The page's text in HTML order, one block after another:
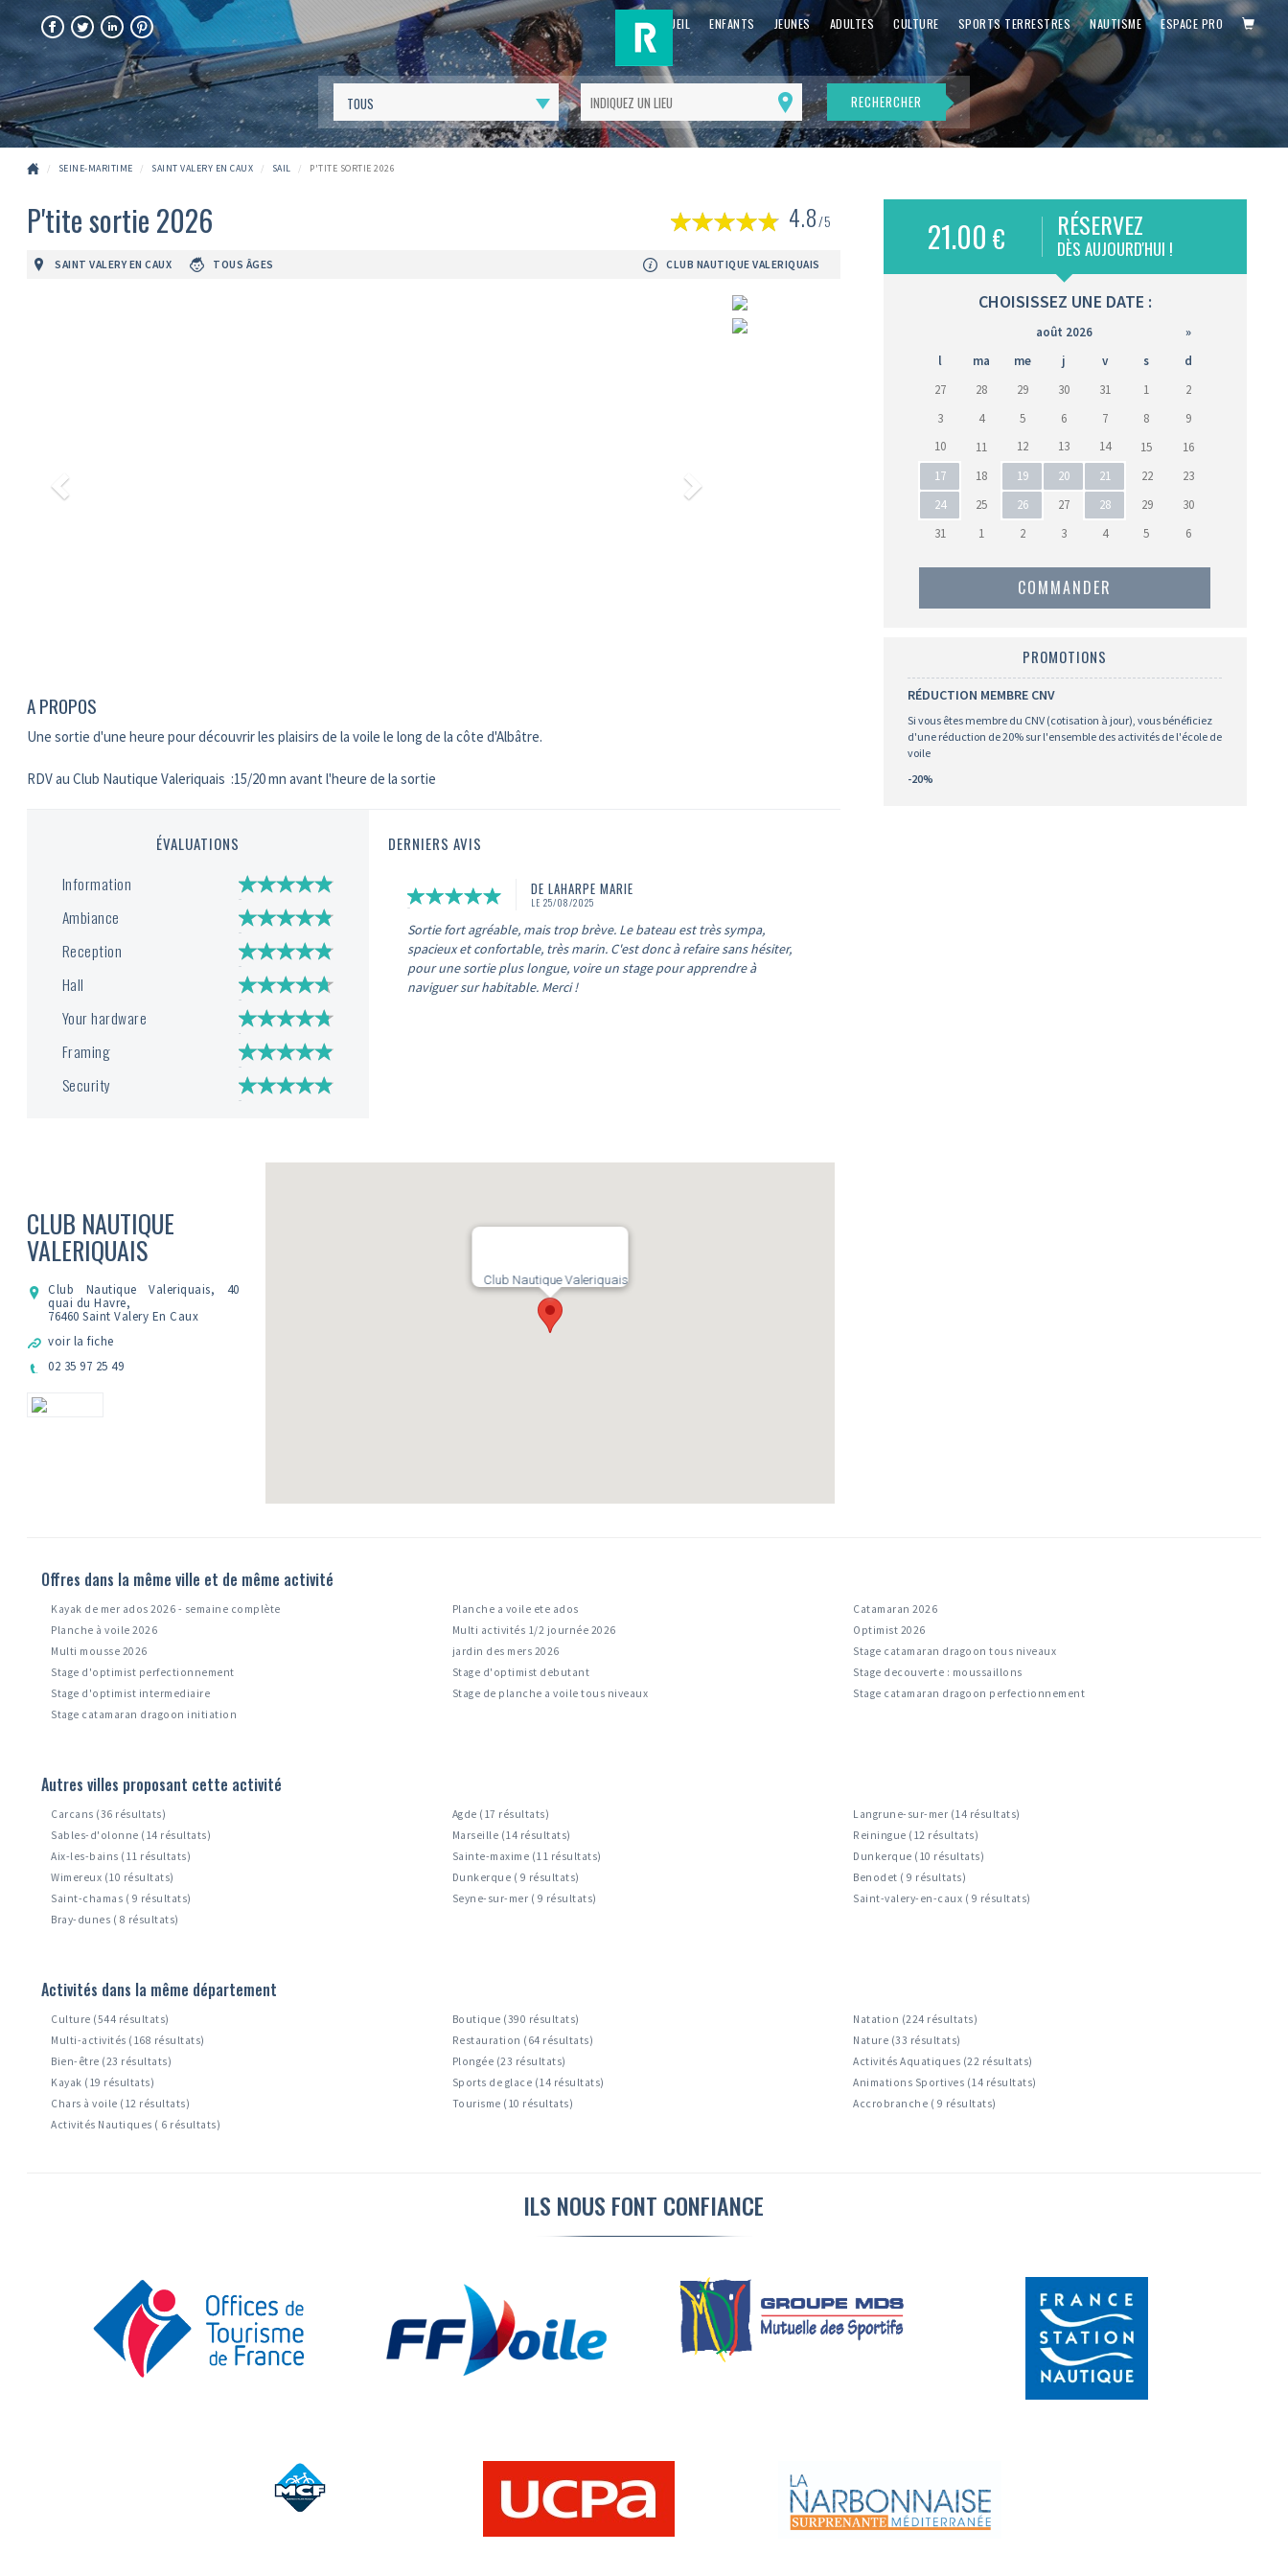
FACEBOOKTWITTERLINKEDINPINTEREST ACCUEIL ENFANTS JEUNES ADULTES CULTURE SPORTS TERRESTRES NAUTISME ESPACE PRO
Me
géolocaliser
RECHERCHER
SEINE-MARITIME SAINT VALERY EN CAUX SAIL P'TITE SORTIE 2026
P'tite sortie 2026 4.8/5
SAINT VALERY EN CAUX TOUS ÂGES CLUB NAUTIQUE VALERIQUAIS
Suivant
A PROPOS
Une sortie d'une heure pour découvrir les plaisirs de la voile le long de la côte d'Albâtre.
RDV au Club Nautique Valeriquais :15/20 mn avant l'heure de la sortie
ÉVALUATIONS
Information
Ambiance
Reception
Hall
Your hardware
Framing
Security
DERNIERS AVIS
DE LAHARPE MARIE
LE 25/08/2025
Sortie fort agréable, mais trop brève. Le bateau est très sympa,
spacieux et confortable, très marin. C'est donc à refaire sans hésiter,
pour une sortie plus longue, voire un stage pour apprendre à
naviguer sur habitable. Merci !
CLUB NAUTIQUE
VALERIQUAIS
Club Nautique Valeriquais, 40
quai du Havre,
76460 Saint Valery En Caux
voir la fiche
02 35 97 25 49
Club Nautique Valeriquais
21.00 € RÉSERVEZ
DÈS AUJOURD'HUI !
CHOISISSEZ UNE DATE :
août 2026
»
l
ma me j v s
d
27
28 29 30 31 1
2
3
4 5 6 7 8
9
10
11 12 13 14 15
16
17
18 19 20 21 22
23
24
25 26 27 28 29
30
31
1 2 3 4 5 6
COMMANDER
PROMOTIONS
RÉDUCTION MEMBRE CNV
Si vous êtes membre du CNV (cotisation à jour), vous bénéficiez
d'une réduction de 20% sur l'ensemble des activités de l'école de
voile
-20%
Offres dans la même ville et de même activité
Kayak de mer ados 2026 - semaine complète Planche a voile ete ados
Catamaran 2026
Planche à voile 2026
Multi activités 1/2 journée 2026
Optimist 2026
Multi mousse 2026
jardin des mers 2026
Stage catamaran dragoon tous niveaux
Stage d'optimist perfectionnement
Stage d'optimist debutant
Stage decouverte : moussaillons
Stage d'optimist intermediaire
Stage de planche a voile tous niveaux
Stage catamaran dragoon perfectionnement
Stage catamaran dragoon initiation
Autres villes proposant cette activité
Carcans (36 résultats) Agde (17 résultats)
Langrune-sur-mer (14 résultats)
Sables-d'olonne (14 résultats)
Marseille (14 résultats)
Reiningue (12 résultats)
Aix-les-bains (11 résultats)
Sainte-maxime (11 résultats)
Dunkerque (10 résultats)
Wimereux (10 résultats)
Dunkerque ( 9 résultats)
Benodet ( 9 résultats)
Saint-chamas ( 9 résultats)
Seyne-sur-mer ( 9 résultats)
Saint-valery-en-caux ( 9 résultats)
Bray-dunes ( 8 résultats)
Activités dans la même département
Culture (544 résultats) Boutique (390 résultats)
Natation (224 résultats)
Multi-activités (168 résultats)
Restauration (64 résultats)
Nature (33 résultats)
Bien-être (23 résultats)
Plongée (23 résultats)
Activités Aquatiques (22 résultats)
Kayak (19 résultats)
Sports de glace (14 résultats)
Animations Sportives (14 résultats)
Chars à voile (12 résultats)
Tourisme (10 résultats)
Accrobranche ( 9 résultats)
Activités Nautiques ( 6 résultats)
ILS NOUS FONT CONFIANCE